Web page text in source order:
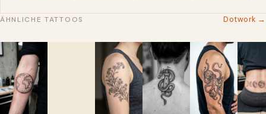
ÄHNLICHE TATTOOS Dotwork →